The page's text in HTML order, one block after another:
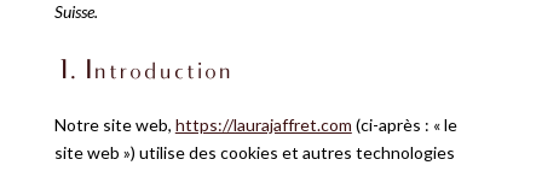
Suisse.
1. Introduction
Notre site web, https://laurajaffret.com (ci-après : « le
site web ») utilise des cookies et autres technologies